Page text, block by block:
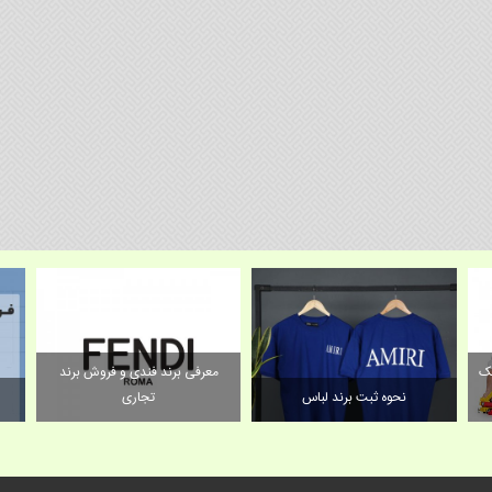
معرفی برند فندی و فروش برند
تجاری
نحوه ثبت برند لباس